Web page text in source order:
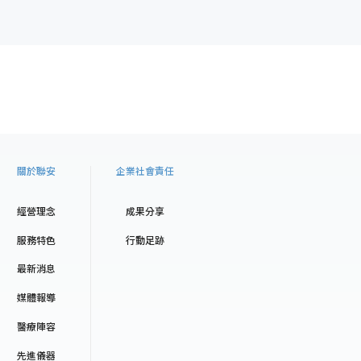
關於聯安
經營理念
服務特色
最新消息
媒體報導
醫療陣容
先進儀器
企業社會責任
成果分享
行動足跡